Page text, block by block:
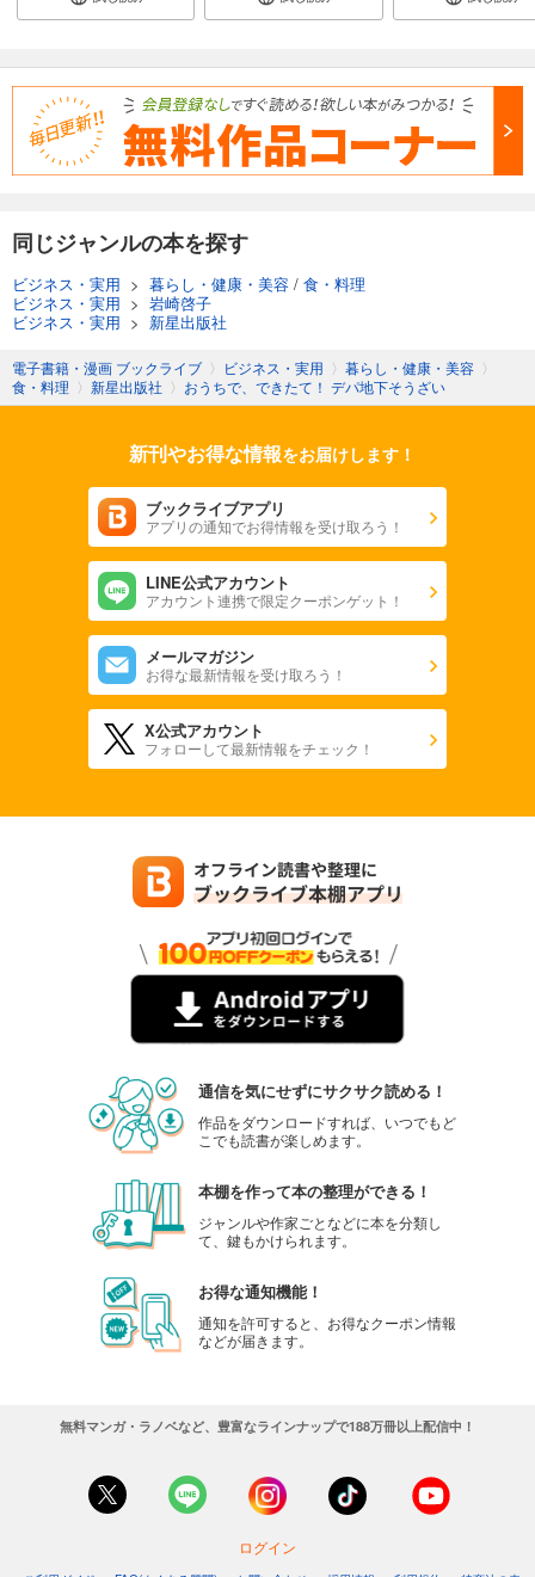
同じジャンルの本を探す
ビジネス・実用 > 暮らし・健康・美容 / 食・料理
ビジネス・実用 > 岩崎啓子
ビジネス・実用 > 新星出版社
電子書籍・漫画 ブックライブ 〉 ビジネス・実用 〉 暮らし・健康・美容 〉
食・料理 〉 新星出版社 〉 おうちで、できたて！ デパ地下そうざい
新刊やお得な情報をお届けします！
ブックライブアプリ
アプリの通知でお得情報を受け取ろう！
LINE公式アカウント
アカウント連携で限定クーポンゲット！
メールマガジン
お得な最新情報を受け取ろう！
X公式アカウント
フォローして最新情報をチェック！
通信を気にせずにサクサク読める！
作品をダウンロードすれば、いつでもど
こでも読書が楽しめます。
本棚を作って本の整理ができる！
ジャンルや作家ごとなどに本を分類し
て、鍵もかけられます。
お得な通知機能！
通知を許可すると、お得なクーポン情報
などが届きます。
無料マンガ・ラノベなど、豊富なラインナップで188万冊以上配信中！
ログイン